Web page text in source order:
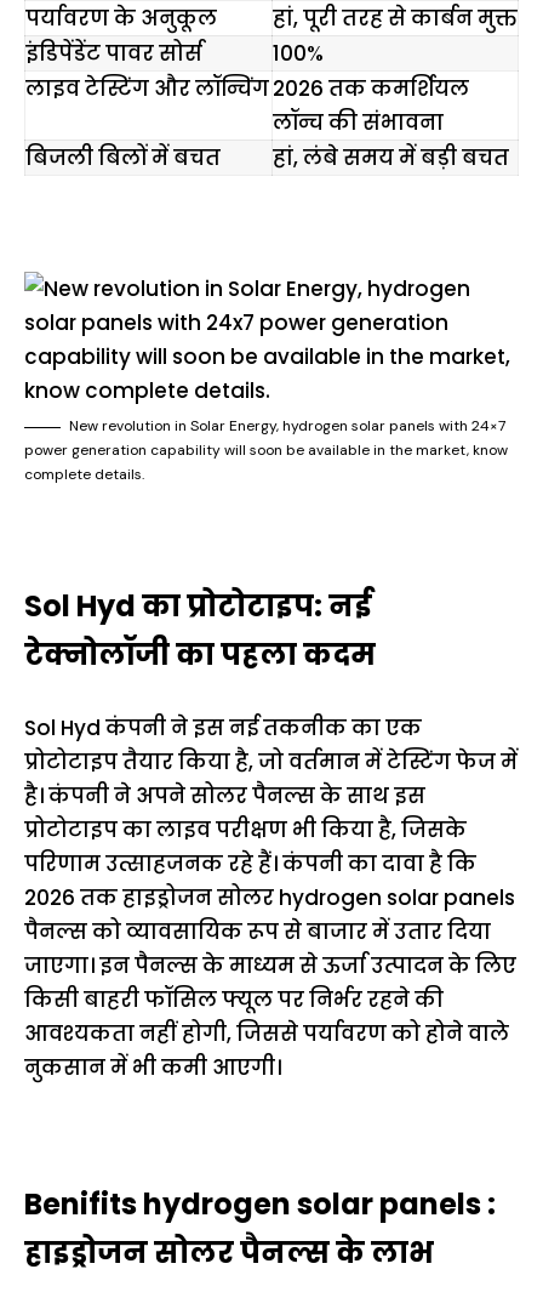
पर्यावरण के अनुकूल
हां, पूरी तरह से कार्बन मुक्त
इंडिपेंडेंट पावर सोर्स
100%
लाइव टेस्टिंग और लॉन्चिंग2026 तक कमर्शियल
लॉन्च की संभावना
बिजली बिलों में बचत
हां, लंबे समय में बड़ी बचत
New revolution in Solar Energy, hydrogen solar panels with 24×7
power generation capability will soon be available in the market, know
complete details.
Sol Hyd का प्रोटोटाइप: नई
टेक्नोलॉजी का पहला कदम
Sol Hyd कंपनी ने इस नई तकनीक का एक
प्रोटोटाइप तैयार किया है, जो वर्तमान में टेस्टिंग फेज में
है। कंपनी ने अपने सोलर पैनल्स के साथ इस
प्रोटोटाइप का लाइव परीक्षण भी किया है, जिसके
परिणाम उत्साहजनक रहे हैं। कंपनी का दावा है कि
2026 तक हाइड्रोजन सोलर hydrogen solar panels
पैनल्स को व्यावसायिक रूप से बाजार में उतार दिया
जाएगा। इन पैनल्स के माध्यम से ऊर्जा उत्पादन के लिए
किसी बाहरी फॉसिल फ्यूल पर निर्भर रहने की
आवश्यकता नहीं होगी, जिससे पर्यावरण को होने वाले
नुकसान में भी कमी आएगी।
Benifits hydrogen solar panels :
हाइड्रोजन सोलर पैनल्स के लाभ